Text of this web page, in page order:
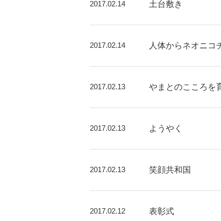
2017.02.14 土台敷き
2017.02.14 人体からネオニコ
2017.02.13 やまとのこころを
2017.02.13 ようやく
2017.02.13 笑顔共和国
2017.02.12 表彰式